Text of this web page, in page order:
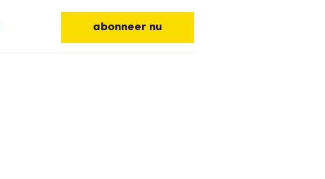
abonneer nu